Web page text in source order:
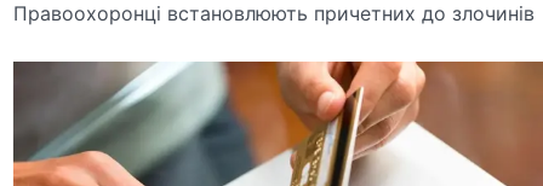
Правоохоронці встановлюють причетних до злочинів